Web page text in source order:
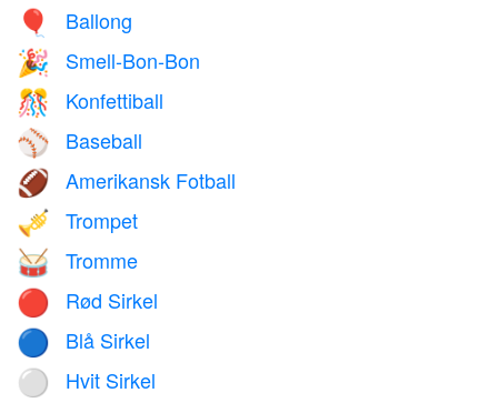
🎈 Ballong
🎉 Smell-Bon-Bon
🎊 Konfettiball
⚾ Baseball
🏈 Amerikansk Fotball
🎺 Trompet
🥁 Tromme
🔴 Rød Sirkel
🔵 Blå Sirkel
⚪ Hvit Sirkel